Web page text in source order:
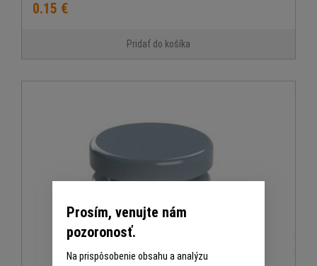
0.15 €
Pridať do košíka
Prosím, venujte nám
pozoronosť.
Na prispôsobenie obsahu a analýzu